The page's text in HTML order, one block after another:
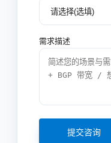
需求描述
提交咨询